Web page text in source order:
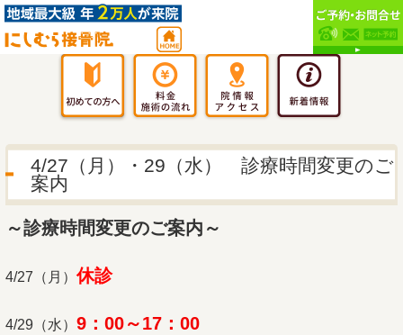
4/27（月）・29（水） 診療時間変更のご
案内
～診療時間変更のご案内～
4/27（月）休診
4/29（水） 9：00～17：00